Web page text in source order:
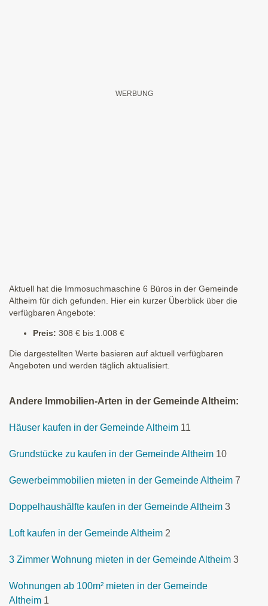
Aktuell hat die Immosuchmaschine 6 Büros in der Gemeinde
Altheim für dich gefunden. Hier ein kurzer Überblick über die
verfügbaren Angebote:
Preis: 308 € bis 1.008 €
Die dargestellten Werte basieren auf aktuell verfügbaren
Angeboten und werden täglich aktualisiert.
Andere Immobilien-Arten in der Gemeinde Altheim:
Häuser kaufen in der Gemeinde Altheim 11
Grundstücke zu kaufen in der Gemeinde Altheim 10
Gewerbeimmobilien mieten in der Gemeinde Altheim 7
Doppelhaushälfte kaufen in der Gemeinde Altheim 3
Loft kaufen in der Gemeinde Altheim 2
3 Zimmer Wohnung mieten in der Gemeinde Altheim 3
Wohnungen ab 100m² mieten in der Gemeinde
Altheim 1